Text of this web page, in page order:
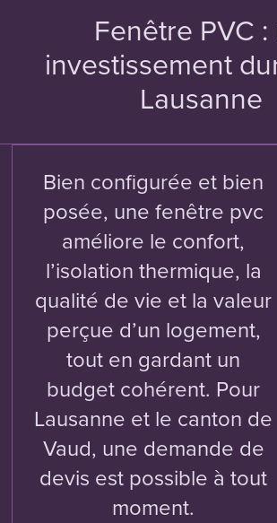
Fenêtre PVC :
investissement
Lausanne
Bien configurée et bien
posée, une fenêtre pvc
améliore le confort,
l’isolation thermique, la
qualité de vie et la valeur
perçue d’un logement,
tout en gardant un
budget cohérent. Pour
Lausanne et le canton de
Vaud, une demande de
devis est possible à tout
moment.